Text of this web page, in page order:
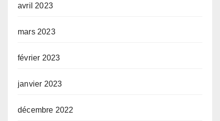
avril 2023
mars 2023
février 2023
janvier 2023
décembre 2022